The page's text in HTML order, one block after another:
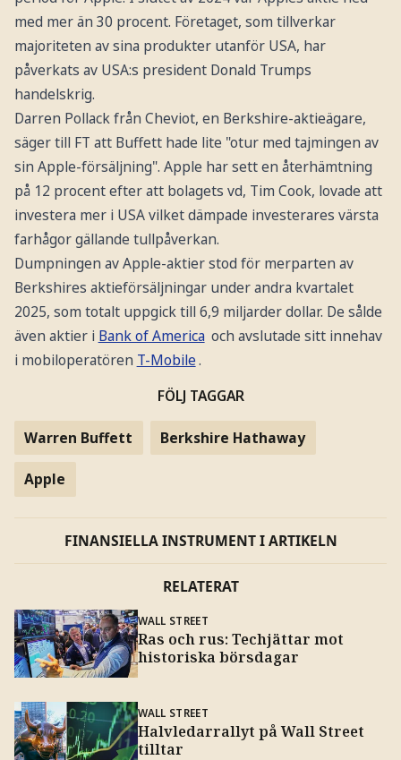
med mer än 30 procent. Företaget, som tillverkar
majoriteten av sina produkter utanför USA, har
påverkats av USA:s president Donald Trumps
handelskrig.
Darren Pollack från Cheviot, en Berkshire-aktieägare,
säger till FT att Buffett hade lite "otur med tajmingen av
sin Apple-försäljning". Apple har sett en återhämtning
på 12 procent efter att bolagets vd, Tim Cook, lovade att
investera mer i USA vilket dämpade investerares värsta
farhågor gällande tullpåverkan.
Dumpningen av Apple-aktier stod för merparten av
Berkshires aktieförsäljningar under andra kvartalet
2025, som totalt uppgick till 6,9 miljarder dollar. De sålde
även aktier i Bank of America och avslutade sitt innehav
i mobiloperatören T-Mobile.
FÖLJ TAGGAR
Warren Buffett Berkshire Hathaway
Apple
FINANSIELLA INSTRUMENT I ARTIKELN
RELATERAT
WALL STREET
Ras och rus: Techjättar mot
historiska börsdagar
WALL STREET
Halvledarrallyt på Wall Street
tilltar